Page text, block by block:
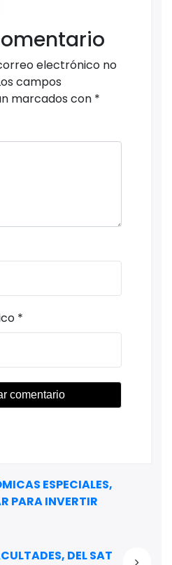
electrónico no
campos
marcados con *
*
ESPECIALES,
PARA INVERTIR
DEL SAT